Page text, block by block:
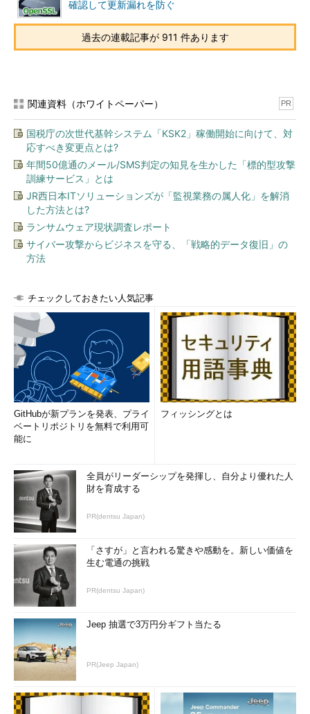
確認して更新漏れを防ぐ
過去の連載記事が 911 件あります
関連資料（ホワイトペーパー） PR
国税庁の次世代基幹システム「KSK2」稼働開始に向けて、対
応すべき変更点とは?
年間50億通のメール/SMS判定の知見を生かした「標的型攻撃
訓練サービス」とは
JR西日本ITソリューションズが「監視業務の属人化」を解消
した方法とは?
ランサムウェア現状調査レポート
サイバー攻撃からビジネスを守る、「戦略的データ復旧」の
方法
チェックしておきたい人気記事
GitHubが新プランを発表、プライ
ベートリポジトリを無料で利用可
能に
フィッシングとは
全員がリーダーシップを発揮し、自分より優れた人
財を育成する
PR(dentsu Japan)
「さすが」と言われる驚きや感動を。新しい価値を
生む電通の挑戦
PR(dentsu Japan)
Jeep 抽選で3万円分ギフト当たる
PR(Jeep Japan)